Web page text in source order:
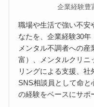
企業経験豊
職場や生活で強い不安
なたを、企業経験30
メンタル不調者への
富）、メンタルクリニ
リングによる支援、社
SNS相談員として命
の経験をベースにサポ